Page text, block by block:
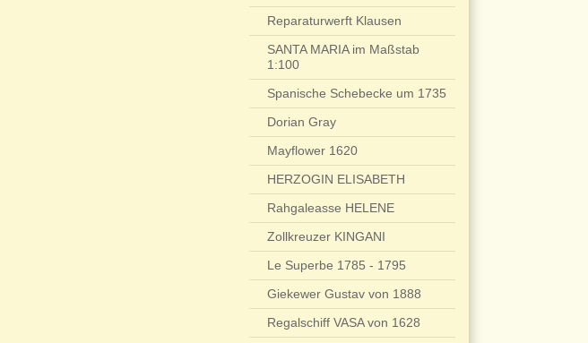
Reparaturwerft Klausen
SANTA MARIA im Maßstab
1:100
Spanische Schebecke um 1735
Dorian Gray
Mayflower 1620
HERZOGIN ELISABETH
Rahgaleasse HELENE
Zollkreuzer KINGANI
Le Superbe 1785 - 1795
Giekewer Gustav von 1888
Regalschiff VASA von 1628